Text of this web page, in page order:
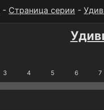
- Страница серии -
3 4 5 6 7